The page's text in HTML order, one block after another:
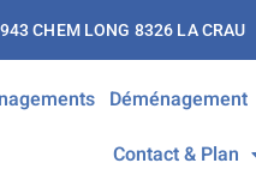
CHEM LONG 8326 LA CRAU
Déménagement
Contact & Plan